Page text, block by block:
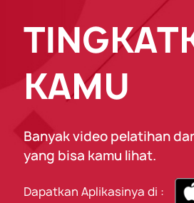
KAMU
Banyak video pelatihan
yang bisa kamu lihat.
Dapatkan Aplikasinya di :